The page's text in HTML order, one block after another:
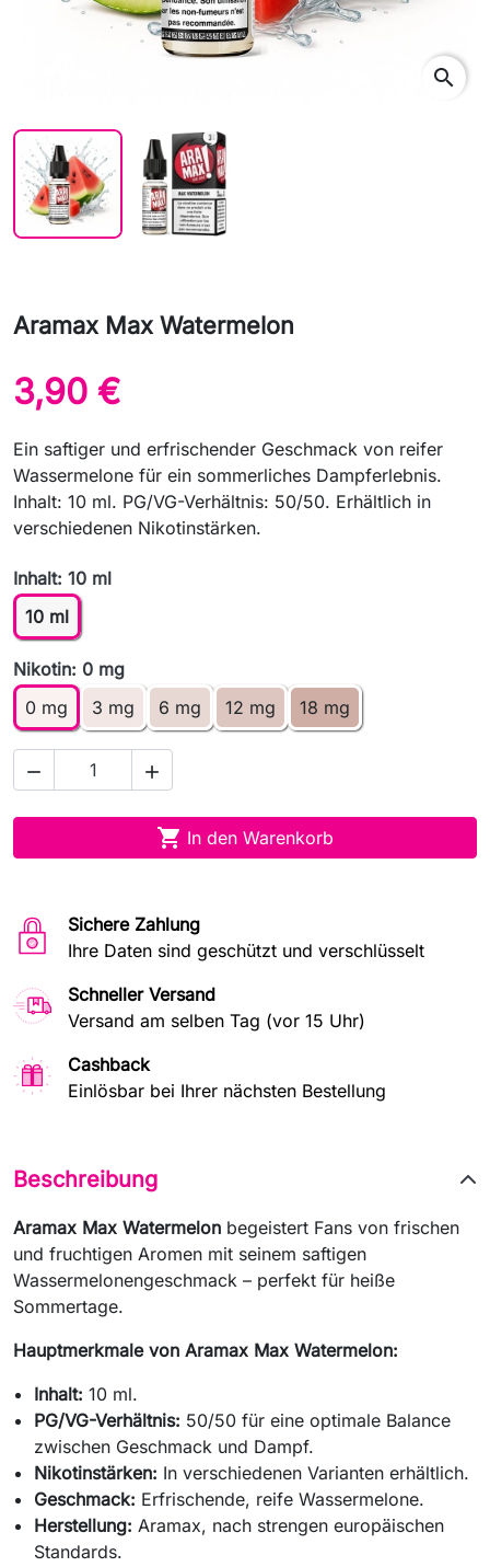
search
Aramax Max Watermelon
3,90 €
Ein saftiger und erfrischender Geschmack von reifer
Wassermelone für ein sommerliches Dampferlebnis.
Inhalt: 10 ml. PG/VG-Verhältnis: 50/50. Erhältlich in
verschiedenen Nikotinstärken.
Inhalt: 10 ml
10 ml
Nikotin: 0 mg
0 mg
3 mg 6 mg 12 mg 18 mg
 
 In den Warenkorb
Sichere Zahlung
Ihre Daten sind geschützt und verschlüsselt
Schneller Versand
Versand am selben Tag (vor 15 Uhr)
Cashback
Einlösbar bei Ihrer nächsten Bestellung
Beschreibung
Aramax Max Watermelon begeistert Fans von frischen
und fruchtigen Aromen mit seinem saftigen
Wassermelonengeschmack – perfekt für heiße
Sommertage.
Hauptmerkmale von Aramax Max Watermelon:
Inhalt: 10 ml.
PG/VG-Verhältnis: 50/50 für eine optimale Balance
zwischen Geschmack und Dampf.
Nikotinstärken: In verschiedenen Varianten erhältlich.
Geschmack: Erfrischende, reife Wassermelone.
Herstellung: Aramax, nach strengen europäischen
Standards.